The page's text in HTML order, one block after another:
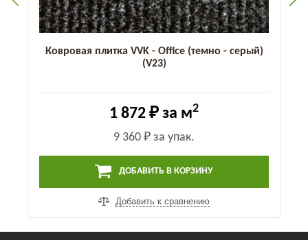
Ковровая плитка VVK - Office (темно - серый)
(V23)
1 872 ₽ за м2
9 360 ₽ за упак.
ДОБАВИТЬ В КОРЗИНУ
Добавить к сравнению